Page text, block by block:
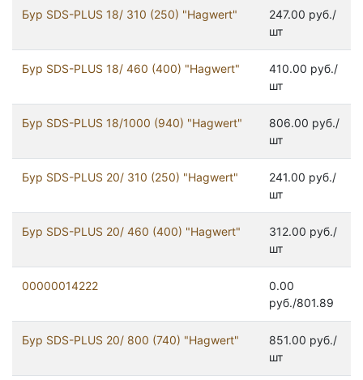
Бур SDS-PLUS 18/ 310 (250) "Hagwert"
247.00 руб./
шт
Бур SDS-PLUS 18/ 460 (400) "Hagwert"
410.00 руб./
шт
Бур SDS-PLUS 18/1000 (940) "Hagwert"
806.00 руб./
шт
Бур SDS-PLUS 20/ 310 (250) "Hagwert"
241.00 руб./
шт
Бур SDS-PLUS 20/ 460 (400) "Hagwert"
312.00 руб./
шт
00000014222
0.00
руб./801.89
Бур SDS-PLUS 20/ 800 (740) "Hagwert"
851.00 руб./
шт